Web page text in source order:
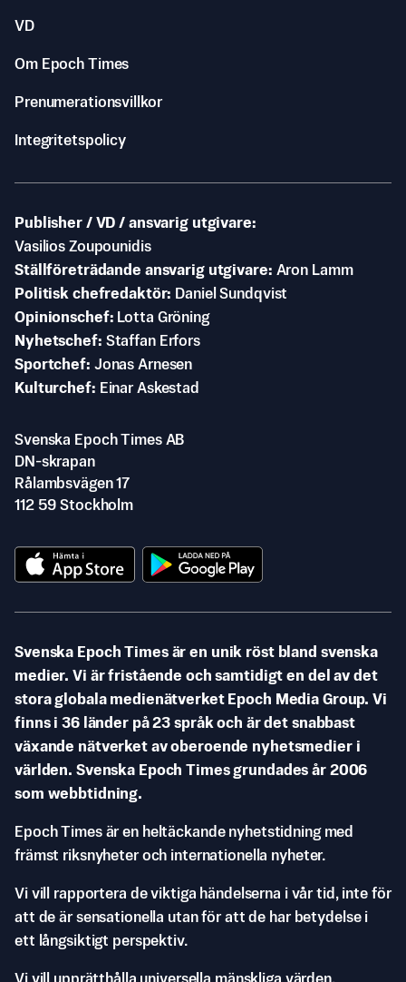
VD
Om Epoch Times
Prenumerationsvillkor
Integritetspolicy
Publisher / VD / ansvarig utgivare
Vasilios Zoupounidis
Ställföreträdande ansvarig utgivare Aron Lamm
Politisk chefredaktör
Daniel Sundqvist
Opinionschef
Lotta Gröning
Nyhetschef Staffan Erfors
Sportchef Jonas Arnesen
Kulturchef
Einar Askestad
Svenska Epoch Times AB
DN-skrapan
Rålambsvägen 17
112 59 Stockholm
Svenska Epoch Times är en unik röst bland svenska
medier. Vi är fristående och samtidigt en del av det
stora globala medienätverket Epoch Media Group. Vi
finns i 36 länder på 23 språk och är det snabbast
växande nätverket av oberoende nyhetsmedier i
världen. Svenska Epoch Times grundades år 2006
som webbtidning.
Epoch Times är en heltäckande nyhetstidning med
främst riksnyheter och internationella nyheter.
Vi vill rapportera de viktiga händelserna i vår tid, inte för
att de är sensationella utan för att de har betydelse i
ett långsiktigt perspektiv.